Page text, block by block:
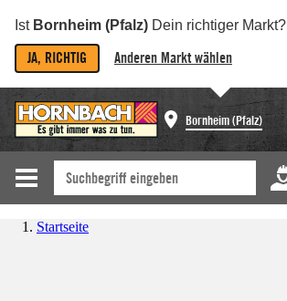
Ist Bornheim (Pfalz) Dein richtiger Markt?
JA, RICHTIG Anderen Markt wählen
Bornheim (Pfalz)
Startseite